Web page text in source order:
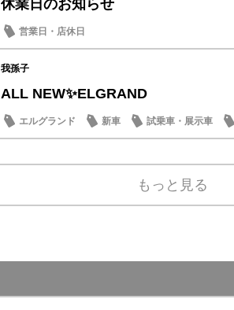
休業日のお知らせ
営業日・店休日
我孫子
ALL NEW✨ELGRAND
エルグランド 新車 試乗車・展示車
もっと見る